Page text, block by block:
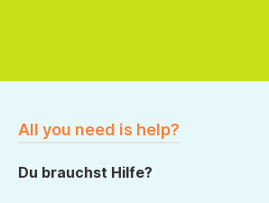
All you need is help?
Du brauchst Hilfe?